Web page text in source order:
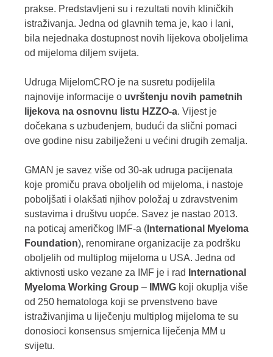
prakse. Predstavljeni su i rezultati novih kliničkih
istraživanja. Jedna od glavnih tema je, kao i lani,
bila nejednaka dostupnost novih lijekova oboljelima
od mijeloma diljem svijeta.
Udruga MijelomCRO je na susretu podijelila
najnovije informacije o uvrštenju novih pametnih
lijekova na osnovnu listu HZZO-a. Vijest je
dočekana s uzbuđenjem, budući da slični pomaci
ove godine nisu zabilježeni u većini drugih zemalja.
GMAN je savez više od 30-ak udruga pacijenata
koje promiču prava oboljelih od mijeloma, i nastoje
poboljšati i olakšati njihov položaj u zdravstvenim
sustavima i društvu uopće. Savez je nastao 2013.
na poticaj američkog IMF-a ( International Myeloma
Foundation), renomirane organizacije za podršku
oboljelih od multiplog mijeloma u USA. Jedna od
aktivnosti usko vezane za IMF je i rad
International
Myeloma Working Group – IMWG koji okuplja više
od 250 hematologa koji se prvenstveno bave
istraživanjima u liječenju multiplog mijeloma te su
donosioci konsensus smjernica liječenja MM u
svijetu.